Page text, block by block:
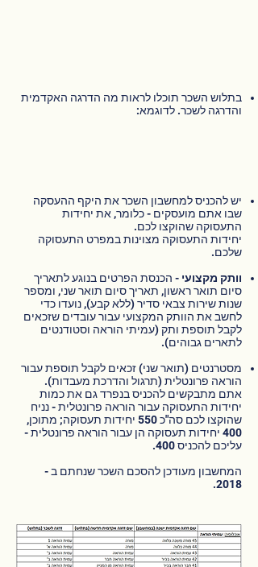
בתלוש השכר תוכלו לראות מה הדרגה האקדמית
והדרגה לשכר. לדוגמא:
יש להכניס למחשבון השכר את היקף ההעסקה
שבו אתם מועסקים - כלומר, את יחידות
התעסוקה שהוקצו לכם.
יחידות התעסוקה מצוינות במפרט התעסוקה
שלכם.
וותק מקצועי - הכנסת הפרטים בנוגע לתאריך
סיום תואר ראשון, תאריך סיום תואר שני, ומספר
שנות שירות צבאי סדיר (ללא קבע), נועדו כדי
לחשב את הוותק המקצועי עבור עובדים שזכאים
לקבל תוספת ותק (עמיתי הוראה וסטודנטים
לתארים גבוהים).
מסטרנטים (תואר שני) זכאים לקבל תוספת עבור
הוראה פרונטלית (תרגול והדרכת מעבדות).
אתם מתבקשים להכניס בנפרד גם את כמות
יחידות התעסוקה עבור הוראה פרונטלית - נניח
שהוקצו לכם סה"כ 550 יחידות תעסוקה; מתוכן,
400 יחידות תעסוקה הן עבור הוראה פרונטלית -
עליכם להכניס 400.
המחשבון מעודכן להסכם השכר שנחתם ב -
2018.